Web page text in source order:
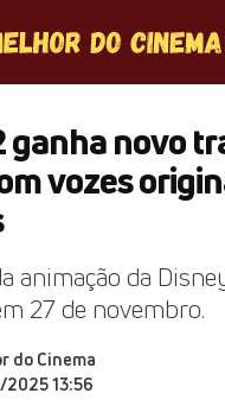
ganha novo
vozes
animação da
27 de novembro.
do Cinema
2025 13:56